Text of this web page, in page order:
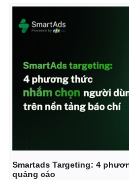
Thế giới
Smartads Targeting: 4
quảng cáo